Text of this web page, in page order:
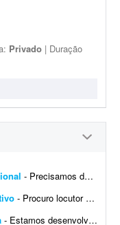
Privado | Duração
- Precisamos de uma locução masculina com o tom da referência: https://www.youtube.com/watch?v=CcuQFOrW4HY&source_ve_path=MjE0Mjgz&embeds_referring_euri=https%3A%2F%2Fdoc...
- Procuro locutor profissional com voz masculina, madura, segura e natural para a locução de um vídeo corporativo de aproximadamente 7 a 10 minutos. O roteiro será fornec...
- Estamos desenvolvendo a Universidade Corporativa da Jovem Valor, uma plataforma de capacitação interna criada para padronizar o conhecimento, fortalecer a cultura organizacional e gar...